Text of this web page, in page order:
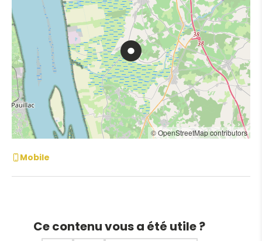
© OpenStreetMap contributors
Mobile
Ce contenu vous a été utile ?